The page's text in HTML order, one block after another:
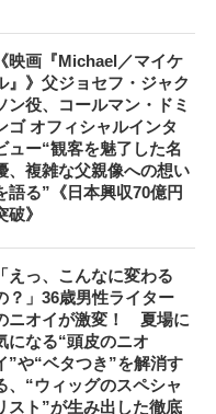
《映画『Michael／マイケ
』》父ジョセフ・ジャク
ン役、コールマン・ドミ
ゴ オフィシャルインタ
ュー“観客を魅了した名
、複雑な父親像への想い
語る”《日本興収70億円
破》
「えっ、こんなに変わる
？」36歳男性ライター
ニオイが激変！ 夏場に
になる“頭皮のニオ
”や“ベタつき”を解消す
、“ウィッグのスペシャ
スト”が生み出した徹底